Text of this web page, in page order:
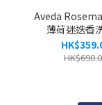
Aveda
薄荷迷迭香